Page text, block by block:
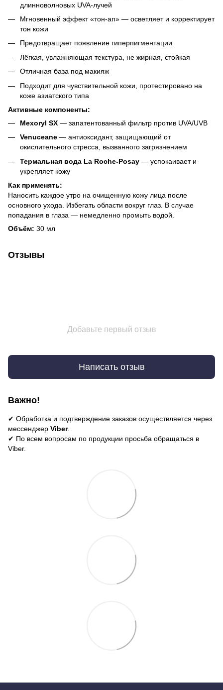
длинноволновых UVA-лучей
Мгновенный эффект «тон-ап» — осветляет и корректирует
тон кожи
Предотвращает появление гиперпигментации
Лёгкая, увлажняющая текстура, не жирная, стойкая
Отличная база под макияж
Подходит для чувствительной кожи, протестировано на
коже азиатского типа
Активные компоненты:
Mexoryl SX — запатентованный фильтр против UVA/UVB
Venuceane — антиоксидант, защищающий от
окислительного стресса, вызванного загрязнением
Термальная вода La Roche-Posay — успокаивает и
укрепляет кожу
Как применять:
Наносить каждое утро на очищенную кожу лица после
основного ухода. Избегать области вокруг глаз. В случае
попадания в глаза — немедленно промыть водой.
Объём: 30 мл
Отзывы
Добавьте первый отзыв
Написать отзыв
Важно!
✔ Обработка и подтверждение заказов осуществляется через
мессенджер Viber.
✔ По всем вопросам по продукции просьба обращаться в
Viber.